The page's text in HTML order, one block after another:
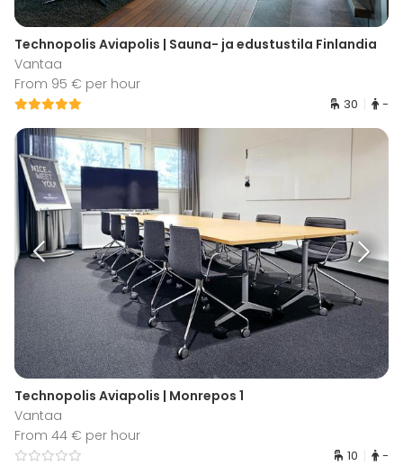
Technopolis Aviapolis | Sauna- ja edustustila Finlandia
Vantaa
From 95 € per hour
30 -
Technopolis Aviapolis | Monrepos 1
Vantaa
From 44 € per hour
10 -